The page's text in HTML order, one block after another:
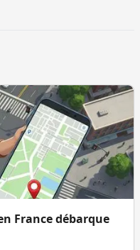
France débarque